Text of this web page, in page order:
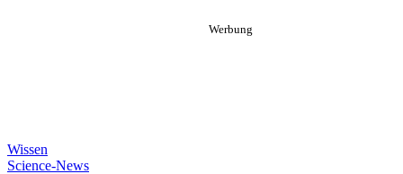
Wissen
Science-News